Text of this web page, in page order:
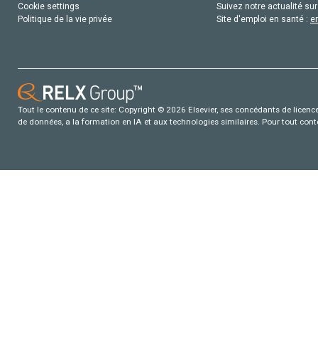
Cookie settings
Politique de la vie privée
Suivez notre actualité
Site d'emploi en santé :
Tout le contenu de ce site: Copyright © 2026 Elsevier, ses concédants de
de données, a la formation en IA et aux technologies similaires. Pour tout